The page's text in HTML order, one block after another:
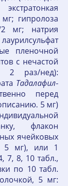
гипролоза
2 мг; натрия
пленочной
с нечастой
2 раз/нед):
Тадалафил-
перед
5 мг)
флакон
ячейковых
5 мг), или 1
7, 8, 10 табл.,
по 10 табл.
5 мг: